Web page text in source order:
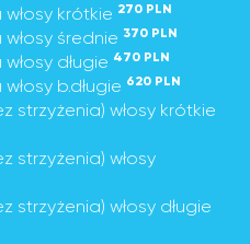
krótkie 270 PLN
średnie 370 PLN
długie 470 PLN
b.długie 620 PLN
strzyżenia) włosy krótkie
strzyżenia) włosy
strzyżenia) włosy długie